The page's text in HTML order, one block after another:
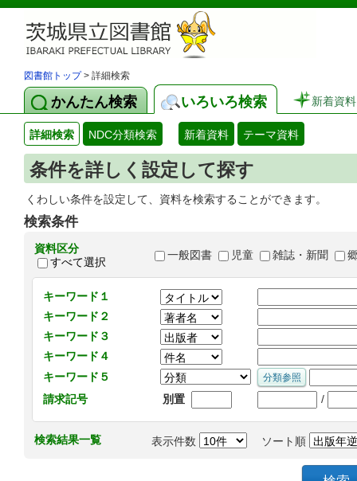
図書館トップ> 詳細検索
かんたん検索 いろいろ検索 新着資料
詳細検索 NDC分類検索 新着資料 テーマ資料
条件を詳しく設定して探す
くわしい条件を設定して、資料を検索することができます。
検索条件
資料区分
すべて選択
一般図書 児童 雑誌・新聞
キーワード１
キーワード２
キーワード３
キーワード４
キーワード５
請求記号
別置 /
検索結果一覧 表示件数 ソート順